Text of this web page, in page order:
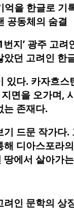
을 한글로 기
공동체의 숨결
지’ 광주 고
던 고려인 한
있다. 카자흐
면을 오가며,
는 존재다.
드문 작가
해 디아스포
에서 살아가
인 문학의 상